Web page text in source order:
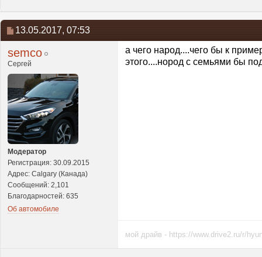
13.05.2017, 07:53
semco
Сергей
Модератор
Регистрация: 30.09.2015
Адрес: Calgary (Канада)
Сообщений: 2,101
Благодарностей: 635
Об автомобиле
а чего народ....чего бы к
этого....нород с семьями бы
мой драйв - https://www.drive2.ru/r/